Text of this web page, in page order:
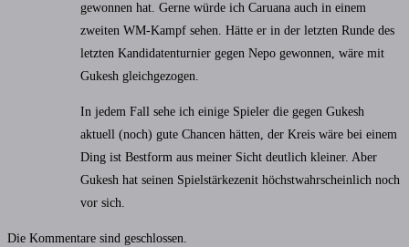
gewonnen hat. Gerne würde ich Caruana auch in einem
zweiten WM-Kampf sehen. Hätte er in der letzten Runde des
letzten Kandidatenturnier gegen Nepo gewonnen, wäre mit
Gukesh gleichgezogen.
In jedem Fall sehe ich einige Spieler die gegen Gukesh
aktuell (noch) gute Chancen hätten, der Kreis wäre bei einem
Ding ist Bestform aus meiner Sicht deutlich kleiner. Aber
Gukesh hat seinen Spielstärkezenit höchstwahrscheinlich noch
vor sich.
Die Kommentare sind geschlossen.